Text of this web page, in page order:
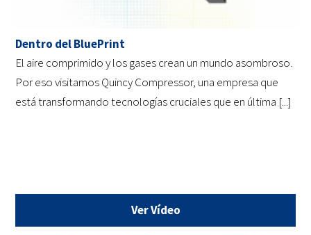
Dentro del BluePrint
El aire comprimido y los gases crean un mundo asombroso.
Por eso visitamos Quincy Compressor, una empresa que
está transformando tecnologías cruciales que en última [...]
Ver Vídeo